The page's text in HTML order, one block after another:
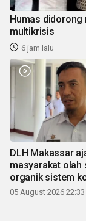
Humas didorong
multikrisis
6 jam lalu
DLH Makassar
masyarakat olah
organik sistem
05 August 2026 22:33